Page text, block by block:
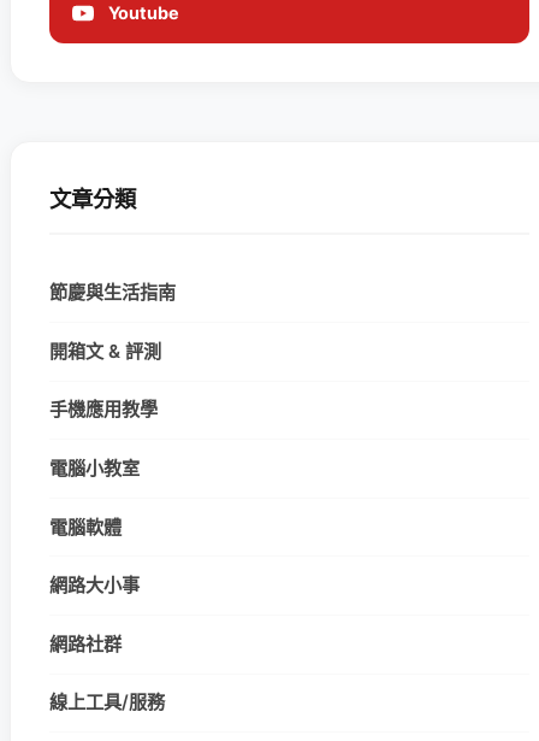
Youtube
文章分類
節慶與生活指南
開箱文 & 評測
手機應用教學
電腦小教室
電腦軟體
網路大小事
網路社群
線上工具/服務